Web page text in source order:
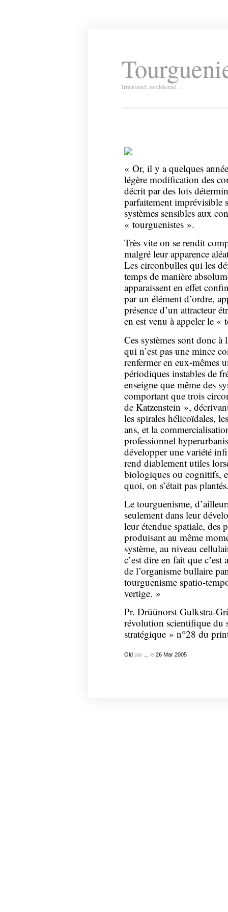
Irrationnel, molletonné…
« Or, il y a quelques
légère modification des
décrit par des lois
parfaitement imprévisible
systèmes sensibles aux
« tourguenistes ».
Très vite on se rendit
malgré leur apparence
Les circonbulles qui les
temps de manière
apparaissent en effet
par un élément d’ordre,
présence d’un attracteur
en est venu à appeler le «
Ces systèmes sont donc à
qui n’est pas une mince
renfermer en eux-mêmes
périodiques instables de
enseigne que même des
comportant que trois
de Katzenstein »,
les spirales hélicoïdales,
ans, et la
professionnel
développer une variété
rend diablement utiles
biologiques ou cognitifs,
quoi, on s’était pas
Le tourguenisme,
seulement dans leur
leur étendue spatiale, des
produisant au même
système, au niveau
c’est dire en fait que
de l’organisme bullaire
tourguenisme spatio-
vertige. »
Pr. Drüünorst Gulkstra-
révolution scientifique du
stratégique » n°28 du
Oldpar le 26 Mar 2005